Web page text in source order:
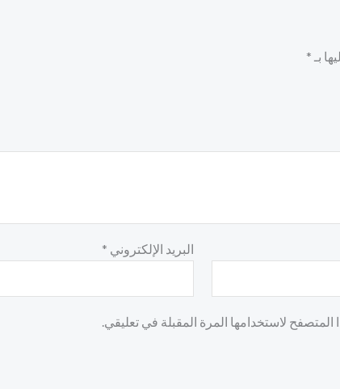
بـ *
البريد الإلكتروني *
لاستخدامها المرة المقبلة في تعليقي.